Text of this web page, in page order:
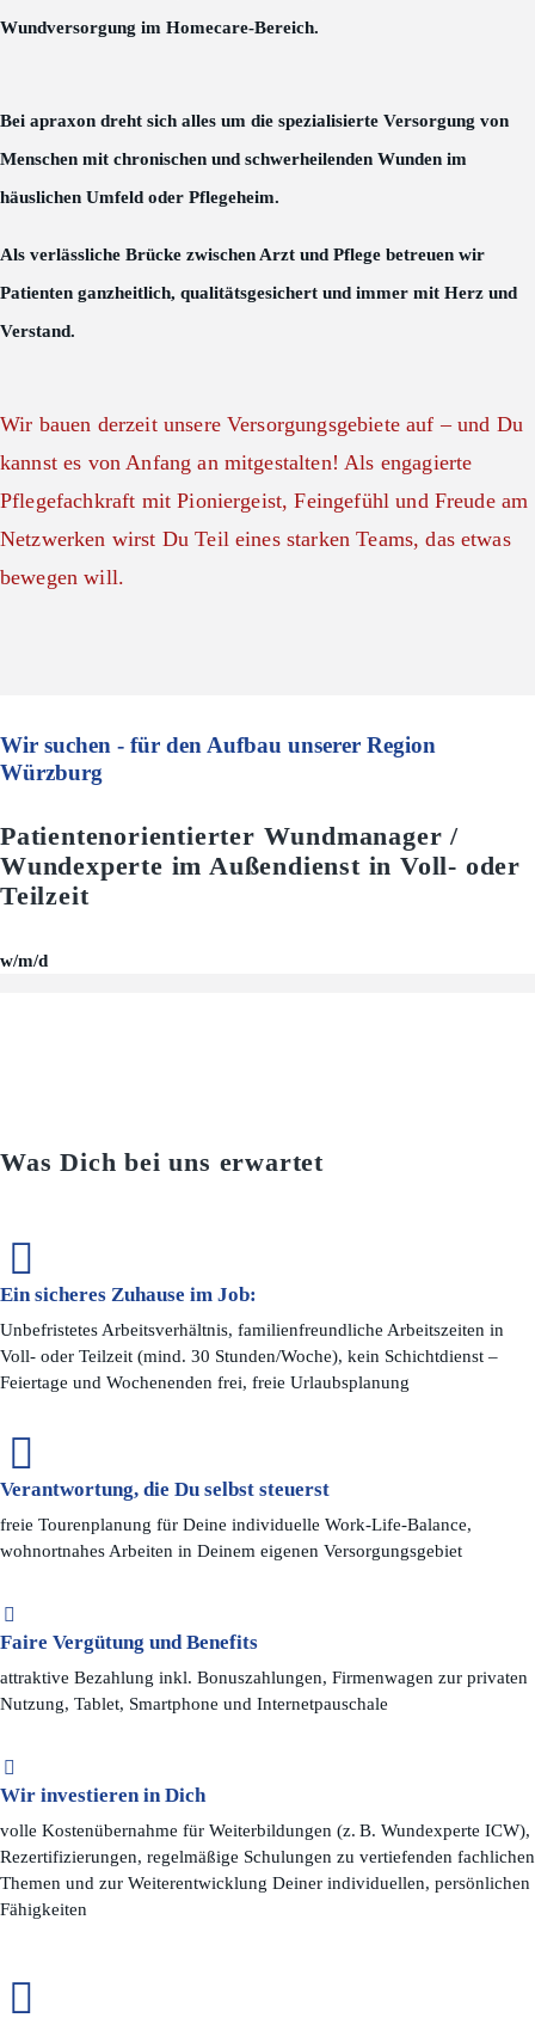
Wundversorgung im Homecare-Bereich.
Bei apraxon dreht sich alles um die spezialisierte Versorgung von
Menschen mit chronischen und schwerheilenden Wunden im
häuslichen Umfeld oder Pflegeheim.
Als verlässliche Brücke zwischen Arzt und Pflege betreuen wir
Patienten ganzheitlich, qualitätsgesichert und immer mit Herz und
Verstand.
Wir bauen derzeit unsere Versorgungsgebiete auf – und Du
kannst es von Anfang an mitgestalten! Als engagierte
Pflegefachkraft mit Pioniergeist, Feingefühl und Freude am
Netzwerken wirst Du Teil eines starken Teams, das etwas
bewegen will.
Wir suchen - für den Aufbau unserer Region
Würzburg
Patientenorientierter Wundmanager /
Wundexperte im Außendienst in Voll- oder
Teilzeit
w/m/d
Was Dich bei uns erwartet
Ein sicheres Zuhause im Job:
Unbefristetes Arbeitsverhältnis, familienfreundliche Arbeitszeiten in
Voll- oder Teilzeit (mind. 30 Stunden/Woche), kein Schichtdienst –
Feiertage und Wochenenden frei, freie Urlaubsplanung
Verantwortung, die Du selbst steuerst
freie Tourenplanung für Deine individuelle Work-Life-Balance,
wohnortnahes Arbeiten in Deinem eigenen Versorgungsgebiet
Faire Vergütung und Benefits
attraktive Bezahlung inkl. Bonuszahlungen, Firmenwagen zur privaten
Nutzung, Tablet, Smartphone und Internetpauschale
Wir investieren in Dich
volle Kostenübernahme für Weiterbildungen (z. B. Wundexperte ICW),
Rezertifizierungen, regelmäßige Schulungen zu vertiefenden fachlichen
Themen und zur Weiterentwicklung Deiner individuellen, persönlichen
Fähigkeiten